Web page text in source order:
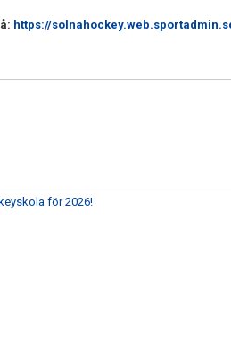
https://
för 2026!